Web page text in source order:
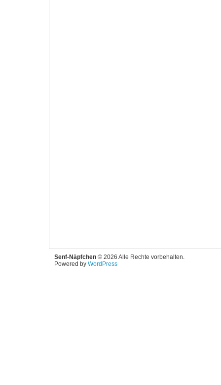
Senf-Näpfchen © 2026 Alle Rechte vorbehalten.
Powered by WordPress